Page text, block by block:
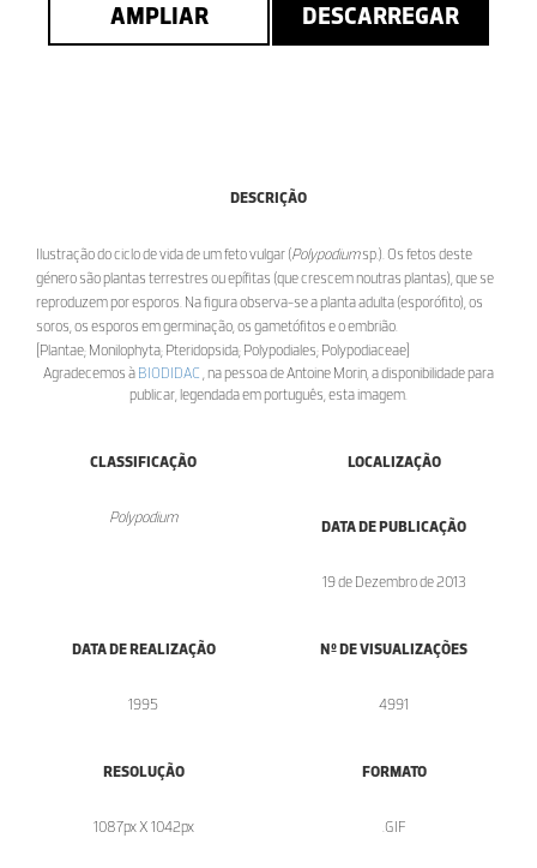
AMPLIAR DESCARREGAR
DESCRIÇÃO
Ilustração do ciclo de vida de um feto vulgar (Polypodiumsp.). Os fetos deste
género são plantas terrestres ou epífitas (que crescem noutras plantas), que se
reproduzem por esporos. Na figura observa-se a planta adulta (esporófito), os
soros, os esporos em germinação, os gametófitos e o embrião.
[Plantae; Monilophyta; Pteridopsida; Polypodiales; Polypodiaceae]
Agradecemos à BIODIDAC , na pessoa de Antoine Morin, a disponibilidade para
publicar, legendada em português, esta imagem.
CLASSIFICAÇÃO
Polypodium
LOCALIZAÇÃO
DATA DE PUBLICAÇÃO
19 de Dezembro de 2013
DATA DE REALIZAÇÃO
1995
Nº DE VISUALIZAÇÕES
4991
RESOLUÇÃO
1087px X 1042px
FORMATO
.GIF